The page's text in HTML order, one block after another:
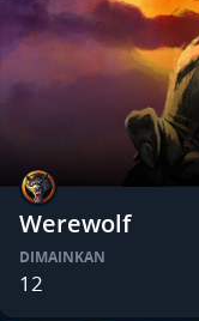
Werewolf
DIMAINKAN
12